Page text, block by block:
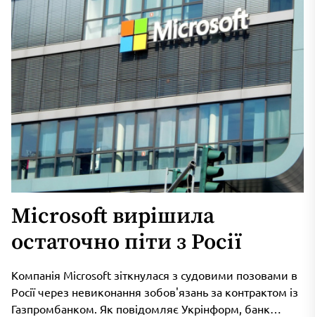
Microsoft вирішила
остаточно піти з Росії
Компанія Microsoft зіткнулася з судовими позовами в
Росії через невиконання зобов'язань за контрактом із
Газпромбанком. Як повідомляє Укрінформ, банк